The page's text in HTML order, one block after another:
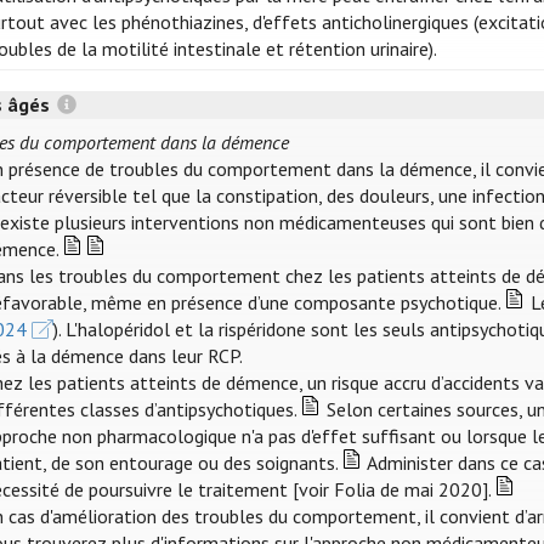
avec les phénothiazines, d'effets anticholinergiques
de la motilité intestinale et rétention urinaire).
du comportement dans la démence
présence de troubles du comportement dans la démence, il
réversible tel que la constipation, des douleurs, une
plusieurs interventions non médicamenteuses qui sont
les troubles du comportement chez les patients atteints de
même en présence d’une composante psychotique.
). L'halopéridol et la rispéridone sont les seuls
à la démence dans leur RCP.
les patients atteints de démence, un risque accru
classes d’antipsychotiques.
Selon certaines sources,
non pharmacologique n'a pas d'effet suffisant ou
de son entourage ou des soignants.
Administer dans ce
de poursuivre le traitement [voir Folia de mai 2020].
cas d'amélioration des troubles du comportement, il convient